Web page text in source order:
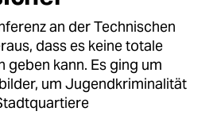
an der Technischen
dass es keine totale
geben kann. Es ging um
um Jugendkriminalität